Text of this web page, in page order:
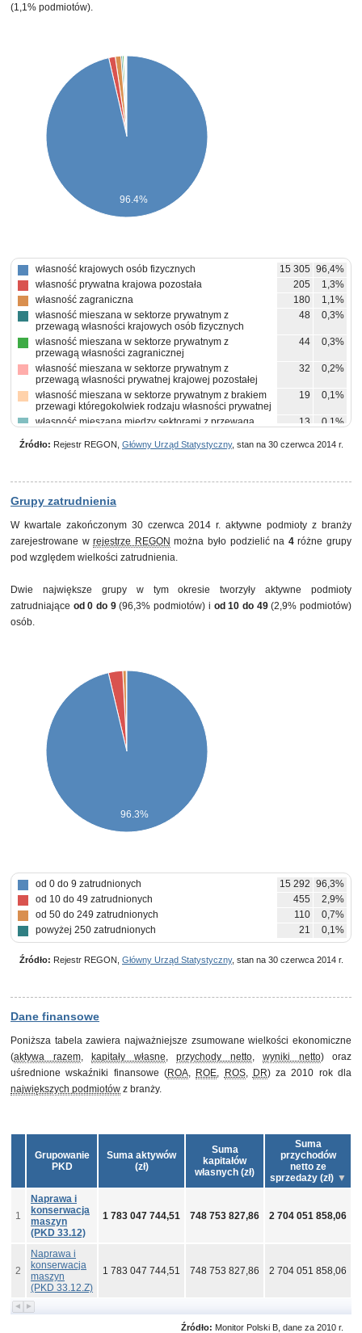
(1,1% podmiotów).
96.4%
własność krajowych osób fizycznych 15 305 96,4%
własność prywatna krajowa pozostała
205
1,3%
własność zagraniczna
180
1,1%
własność mieszana w sektorze prywatnym z
przewagą własności krajowych osób fizycznych
48 0,3%
własność mieszana w sektorze prywatnym z
przewagą własności zagranicznej
44 0,3%
własność mieszana w sektorze prywatnym z
przewagą własności prywatnej krajowej pozostałej
32 0,2%
własność mieszana w sektorze prywatnym z brakiem
przewagi któregokolwiek rodzaju własności prywatnej
19 0,1%
własność mieszana między sektorami z przewagą
własności krajowych osób fizycznych
13 0,1%
własności prywatnej krajowej pozostałej
Źródło: Rejestr REGON, Główny Urząd Statystyczny, stan na 30 czerwca 2014 r.
Grupy zatrudnienia
W kwartale zakończonym 30 czerwca 2014 r. aktywne podmioty z branży
zarejestrowane wrejestrze REGON można było podzielić na 4różne grupy
pod względem wielkości zatrudnienia.
Dwie największe grupy w tym okresie tworzyły aktywne podmioty
zatrudniające od 0 do 9(96,3% podmiotów) i od 10 do 49(2,9% podmiotów)
osób.
96.3%
od 0 do 9 zatrudnionych 15 292 96,3%
od 10 do 49 zatrudnionych
455
2,9%
od 50 do 249 zatrudnionych
110
0,7%
powyżej 250 zatrudnionych
21 0,1%
Źródło: Rejestr REGON, Główny Urząd Statystyczny, stan na 30 czerwca 2014 r.
Dane finansowe
Poniższa tabela zawiera najważniejsze zsumowane wielkości ekonomiczne
(aktywa razem, kapitały własne, przychody netto, wyniki netto) oraz
uśrednione wskaźniki finansowe (ROA, ROE, ROS, DR) za 2010 rok dla
największych podmiotów z branży.
Grupowanie
PKD
Suma aktywów
(zł)
Suma
kapitałów
własnych (zł)
Suma
przychodów
netto ze
sprzedaży (zł)
1
Naprawa i
konserwacja
maszyn
(PKD 33.12)
1 783 047 744,51 748 753 827,86 2 704 051 858,06
2
Naprawa i
konserwacja
maszyn
(PKD 33.12.Z)
1 783 047 744,51 748 753 827,86 2 704 051 858,06
Źródło: Monitor Polski B, dane za 2010 r.